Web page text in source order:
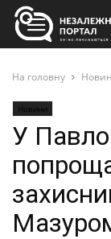
На головну
Новини
У